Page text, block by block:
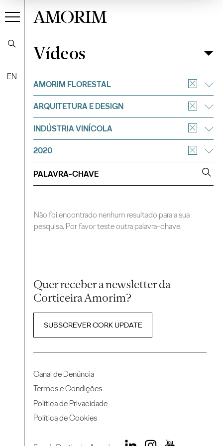
EN
AMORIM
VídeosFiltrar
Vídeos
AMORIM FLORESTAL
ARQUITETURA E DESIGN
INDÚSTRIA VINÍCOLA
2020
Não foi encontrado nenhum resultado para a sua
pesquisa. Por favor teste outra palavra-chave.
Quer receber a newsletter da
Corticeira Amorim?
SUBSCREVER CORK UPDATE
Canal de Denúncia
Termos e Condições
Política de Privacidade
Política de Cookies